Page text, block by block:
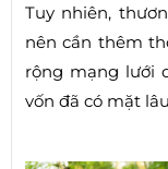
Tuy nhiên,
nên cần thêm
rộng mạng lưới
vốn đã có mặt